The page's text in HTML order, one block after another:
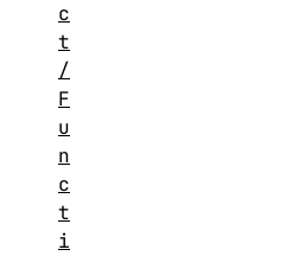
c
t
/
F
u
n
c
t
i